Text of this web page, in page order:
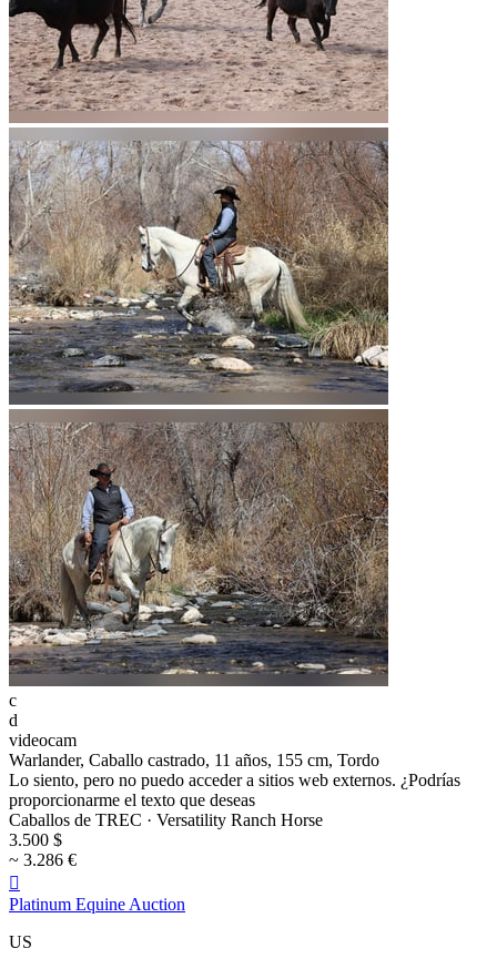
c
d
videocam
Warlander, Caballo castrado, 11 años, 155 cm, Tordo
Lo siento, pero no puedo acceder a sitios web externos. ¿Podrías
proporcionarme el texto que deseas
Caballos de TREC · Versatility Ranch Horse
3.500 $
~ 3.286 €

Platinum Equine Auction
US